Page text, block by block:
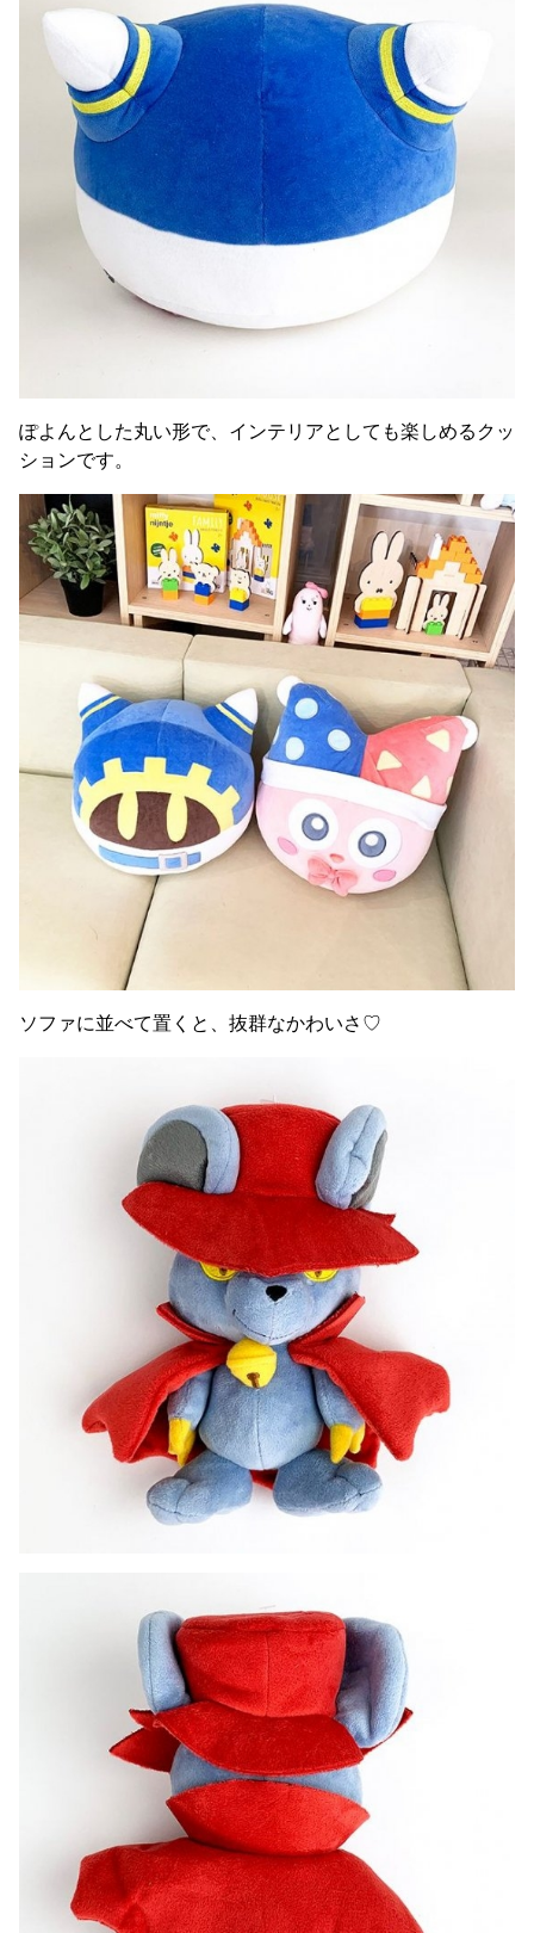
ぽよんとした丸い形で、インテリアとしても楽しめるクッ
ションです。
ソファに並べて置くと、抜群なかわいさ♡